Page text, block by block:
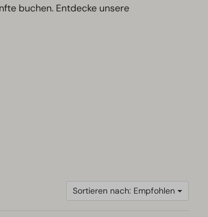
buchen. Entdecke unsere
Sortieren nach: Empfohlen